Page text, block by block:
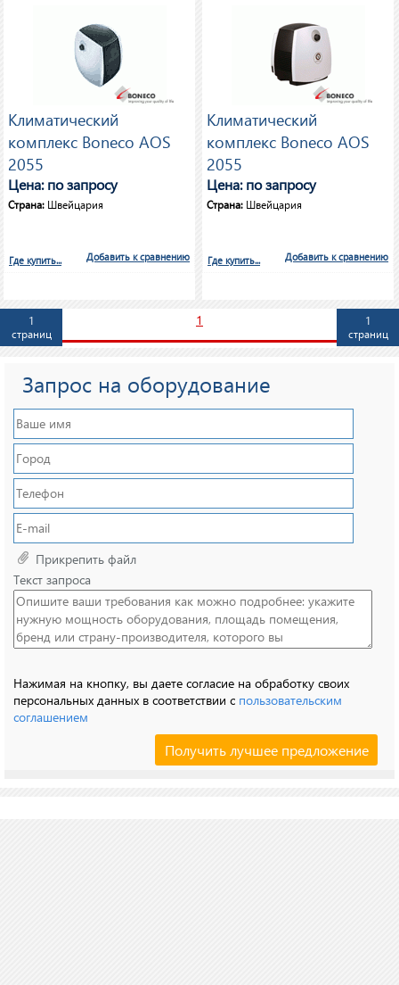
Климатический
комплекс Boneco AOS
2055
Цена: по запросу
Страна: Швейцария
Добавить к сравнению
Где купить...
Климатический
комплекс Boneco AOS
2055
Цена: по запросу
Страна: Швейцария
Добавить к сравнению
Где купить...
1
страниц
1
страниц
1
Запрос на оборудование
Прикрепить файл
Текст запроса
Нажимая на кнопку, вы даете согласие на обработку своих
персональных данных в соответствии с пользовательским
соглашением